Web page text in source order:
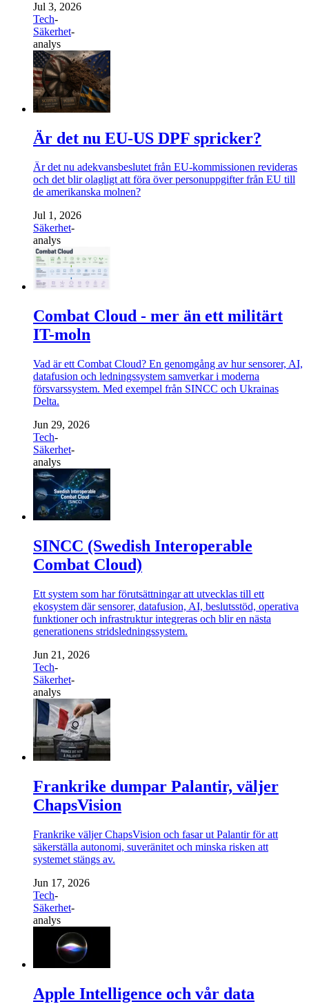
Jul 3, 2026
Tech-
Säkerhet-
analys
Är det nu EU-US DPF spricker?
Är det nu adekvansbeslutet från EU-kommissionen revideras
och det blir olagligt att föra över personuppgifter från EU till
de amerikanska molnen?
Jul 1, 2026
Säkerhet-
analys
Combat Cloud - mer än ett militärt
IT-moln
Vad är ett Combat Cloud? En genomgång av hur sensorer, AI,
datafusion och ledningssystem samverkar i moderna
försvarssystem. Med exempel från SINCC och Ukrainas
Delta.
Jun 29, 2026
Tech-
Säkerhet-
analys
SINCC (Swedish Interoperable
Combat Cloud)
Ett system som har förutsättningar att utvecklas till ett
ekosystem där sensorer, datafusion, AI, beslutsstöd, operativa
funktioner och infrastruktur integreras och blir en nästa
generationens stridsledningssystem.
Jun 21, 2026
Tech-
Säkerhet-
analys
Frankrike dumpar Palantir, väljer
ChapsVision
Frankrike väljer ChapsVision och fasar ut Palantir för att
säkerställa autonomi, suveränitet och minska risken att
systemet stängs av.
Jun 17, 2026
Tech-
Säkerhet-
analys
Apple Intelligence och vår data